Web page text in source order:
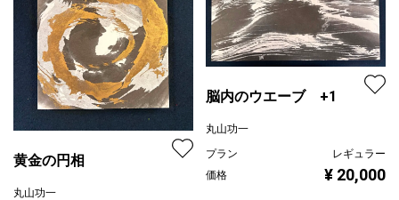
黄金の円相
丸山功一
脳内のウエーブ +1
丸山功一
プラン
レギュラー
価格
¥ 20,000